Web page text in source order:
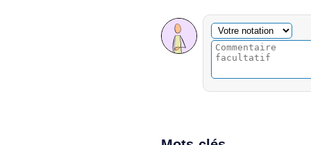
Commentaire facultatif
Votre notation